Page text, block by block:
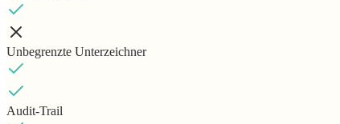
Unbegrenzte Unterzeichner
Audit-Trail